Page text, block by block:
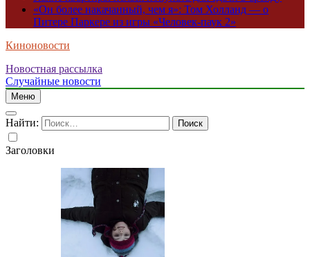
«Он более накачанный, чем я»: Том Холланд — о
Питере Паркере из игры «Человек-паук 2»
Киноновости
Новостная рассылка
Случайные новости
Меню
Найти:
Заголовки